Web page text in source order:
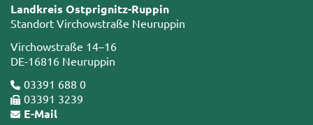
Landkreis Ostprignitz-Ruppin
Standort Virchowstraße Neuruppin
Virchowstraße 14–16
DE-16816 Neuruppin
03391 688 0
03391 3239
E-Mail